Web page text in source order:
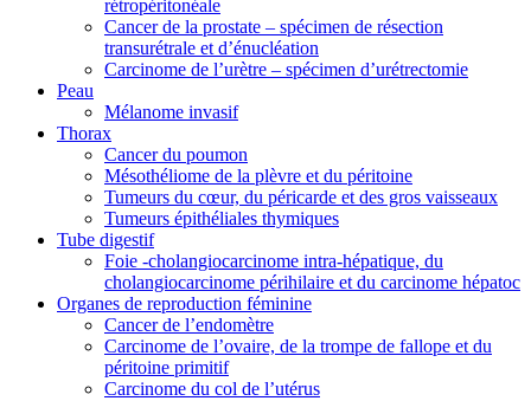
rétropéritonéale
Cancer de la prostate – spécimen de résection
transurétrale et d’énucléation
Carcinome de l’urètre – spécimen d’urétrectomie
Peau
Mélanome invasif
Thorax
Cancer du poumon
Mésothéliome de la plèvre et du péritoine
Tumeurs du cœur, du péricarde et des gros vaisseaux
Tumeurs épithéliales thymiques
Tube digestif
Foie -cholangiocarcinome intra-hépatique, du
cholangiocarcinome périhilaire et du carcinome hépatoc
Organes de reproduction féminine
Cancer de l’endomètre
Carcinome de l’ovaire, de la trompe de fallope et du
péritoine primitif
Carcinome du col de l’utérus